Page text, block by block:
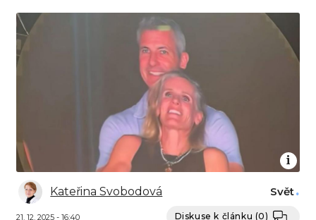
Obrázek
Kateřina Svobodová
21. 12. 2025 - 16:40
Svět
Diskuse k článku (0)